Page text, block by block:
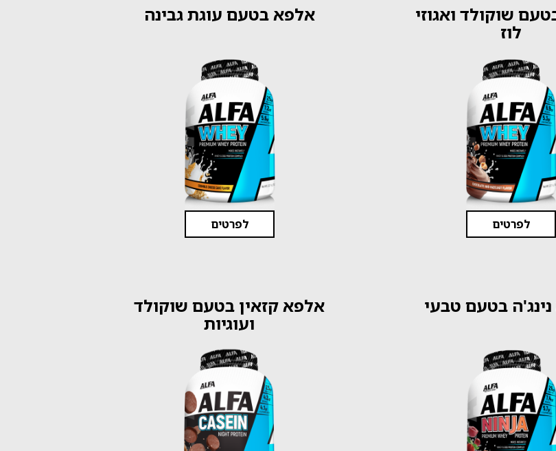
שוקולד ואגוזי
לוז
לפרטים
אלפא בטעם עוגת גבינה
לפרטים
בטעם טבעי אלפא קזאין בטעם שוקולד
ועוגיות